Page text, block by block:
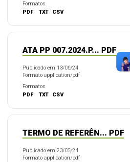
Formatos
PDF
TXT CSV
ATA PP 007.2024.P... PDF
Publicado em 13/06/24
Formato application/pdf
Formatos
PDF
TXT CSV
TERMO DE REFERÊN... PDF
Publicado em 23/05/24
Formato application/pdf